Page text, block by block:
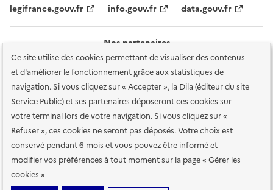
Ce site utilise des cookies permettant de visualiser des contenus
et d'améliorer le fonctionnement grâce aux statistiques de
navigation. Si vous cliquez sur « Accepter », la Dila (éditeur du site
Service Public) et ses partenaires déposeront ces cookies sur
votre terminal lors de votre navigation. Si vous cliquez sur «
Refuser », ces cookies ne seront pas déposés. Votre choix est
conservé pendant 6 mois et vous pouvez être informé et
modifier vos préférences à tout moment sur la page « Gérer les
cookies »
legifrance.gouv.fr info.gouv.fr data.gouv.fr
Nos partenaires
Plan du site Accessibilité : totalement conforme
Accessibilité des
services en ligne Mentions légales Données personnelles et sécurité
Conditions générales d'utilisation Gestion des cookies